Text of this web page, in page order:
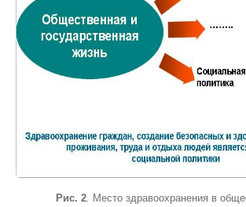
Рис. 2. Место здравоохранения в